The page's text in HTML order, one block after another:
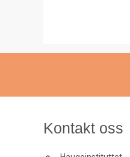
Kontakt oss